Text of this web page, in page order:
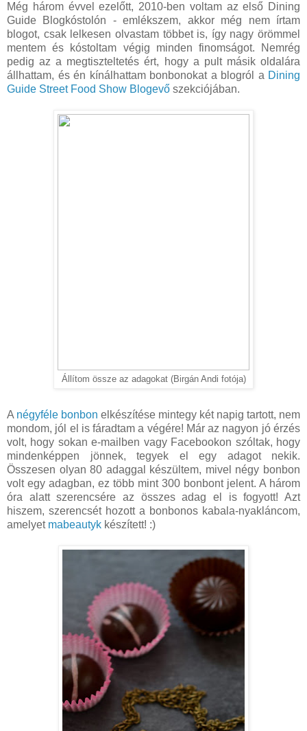
Még három évvel ezelőtt, 2010-ben voltam az első Dining
Guide Blogkóstolón - emlékszem, akkor még nem írtam
blogot, csak lelkesen olvastam többet is, így nagy örömmel
mentem és kóstoltam végig minden finomságot. Nemrég
pedig az a megtiszteltetés ért, hogy a pult másik oldalára
állhattam, és én kínálhattam bonbonokat a blogról a Dining
Guide Street Food Show Blogevő szekciójában.
Állítom össze az adagokat (Birgán Andi fotója)
A négyféle bonbon elkészítése mintegy két napig tartott, nem
mondom, jól el is fáradtam a végére! Már az nagyon jó érzés
volt, hogy sokan e-mailben vagy Facebookon szóltak, hogy
mindenképpen jönnek, tegyek el egy adagot nekik.
Összesen olyan 80 adaggal készültem, mivel négy bonbon
volt egy adagban, ez több mint 300 bonbont jelent. A három
óra alatt szerencsére az összes adag el is fogyott! Azt
hiszem, szerencsét hozott a bonbonos kabala-nyakláncom,
amelyet mabeautyk készített! :)